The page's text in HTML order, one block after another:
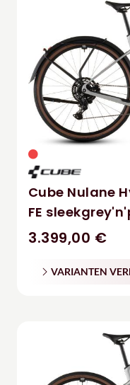
Cube Nulane
FE
3.399,00 €
VARIANTEN